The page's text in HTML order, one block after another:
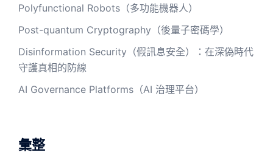
Polyfunctional Robots（多功能機器人）
Post-quantum Cryptography（後量子密碼學）
Disinformation Security（假訊息安全）：在深偽時代
守護真相的防線
AI Governance Platforms（AI 治理平台）
彙整